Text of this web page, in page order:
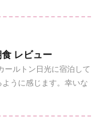
レビュー
ールトン日光に宿泊して
うに感じます。幸いな